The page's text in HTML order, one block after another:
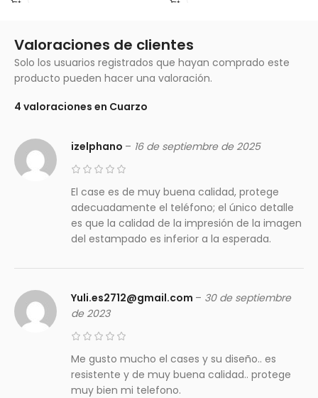
Valoraciones de clientes
4 valoraciones en Cuarzo
izelphano – 16 de septiembre de 2025
El case es de muy buena calidad, protege
adecuadamente el teléfono; el único detalle
es que la calidad de la impresión de la imagen
del estampado es inferior a la esperada.
Yuli.es2712@gmail.com – 30 de septiembre
de 2023
Me gusto mucho el cases y su diseño.. es
resistente y de muy buena calidad.. protege
muy bien mi telefono.
Solo los usuarios registrados que hayan comprado este
producto pueden hacer una valoración.